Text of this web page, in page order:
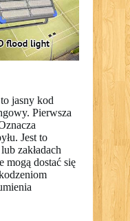
jasny kod
Pierwsza
Jest to
zakładach
mogą dostać się